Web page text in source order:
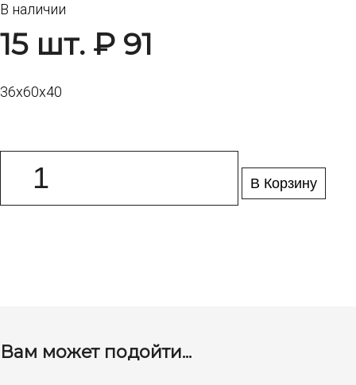
В наличии
15 шт. ₽ 91
36х60х40
В Корзину
Вам может подойти...